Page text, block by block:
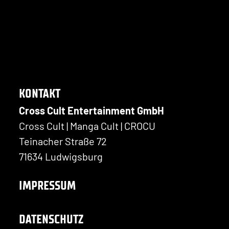
KONTAKT
Cross Cult Entertainment GmbH
Cross Cult | Manga Cult | CROCU
Teinacher Straße 72
71634 Ludwigsburg
IMPRESSUM
DATENSCHUTZ